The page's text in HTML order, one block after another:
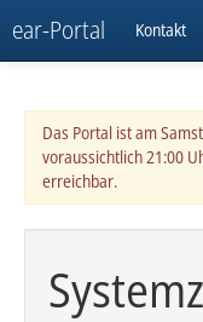
ear-Portal Kontakt
Das Portal ist am
voraussichtlich 21:00
erreichbar.